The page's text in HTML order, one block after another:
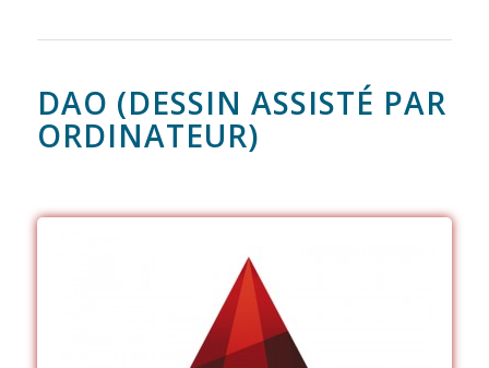
DAO (DESSIN ASSISTÉ PAR
ORDINATEUR)